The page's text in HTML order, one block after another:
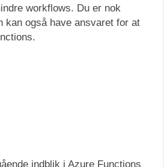
workflows. Du er nok
kan også have ansvaret for at
indblik i Azure Functions